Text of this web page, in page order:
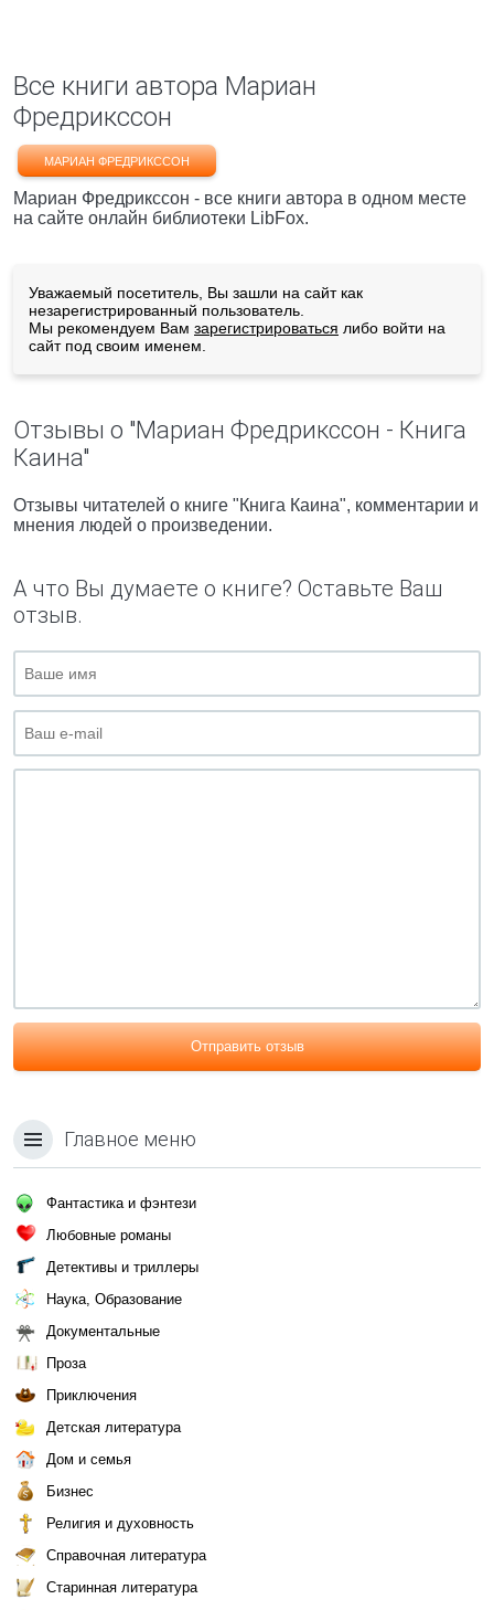
Все книги автора Мариан
Фредрикссон
МАРИАН ФРЕДРИКССОН
Мариан Фредрикссон - все книги автора в одном месте
на сайте онлайн библиотеки LibFox.
Уважаемый посетитель, Вы зашли на сайт как
незарегистрированный пользователь.
Мы рекомендуем Вам зарегистрироваться либо войти на
сайт под своим именем.
Отзывы о "Мариан Фредрикссон - Книга
Каина"
Отзывы читателей о книге "Книга Каина", комментарии и
мнения людей о произведении.
А что Вы думаете о книге? Оставьте Ваш
отзыв.
Отправить отзыв
Главное меню
Фантастика и фэнтези
Любовные романы
Детективы и триллеры
Наука, Образование
Документальные
Проза
Приключения
Детская литература
Дом и семья
Бизнес
Религия и духовность
Справочная литература
Старинная литература